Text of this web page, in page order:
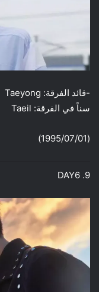
سناً في الفرقة: Taeil
(1995/07/01) (1994/06/14)
9. DAY6